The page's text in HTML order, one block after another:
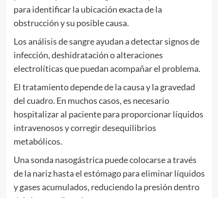
para identificar la ubicación exacta de la
obstrucción y su posible causa.
Los análisis de sangre ayudan a detectar signos de
infección, deshidratación o alteraciones
electrolíticas que puedan acompañar el problema.
El tratamiento depende de la causa y la gravedad
del cuadro. En muchos casos, es necesario
hospitalizar al paciente para proporcionar líquidos
intravenosos y corregir desequilibrios
metabólicos.
Una sonda nasogástrica puede colocarse a través
de la nariz hasta el estómago para eliminar líquidos
y gases acumulados, reduciendo la presión dentro